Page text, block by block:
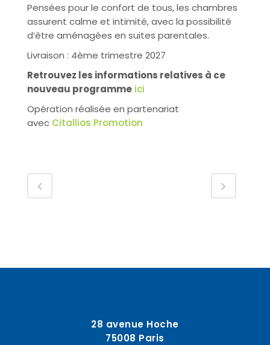
Pensées pour le confort de tous, les chambres
assurent calme et intimité, avec la possibilité
d’être aménagées en suites parentales.
Livraison : 4ème trimestre 2027
Retrouvez les informations relatives à ce
nouveau programme ici
Opération réalisée en partenariat
avec Citallios Promotion
28 avenue Hoche
75008 Paris